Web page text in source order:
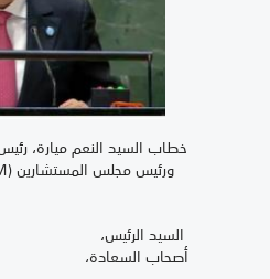
خطاب السيد النعم ميارة، رئيس
السيد الرئيس،
أصحاب السعادة،